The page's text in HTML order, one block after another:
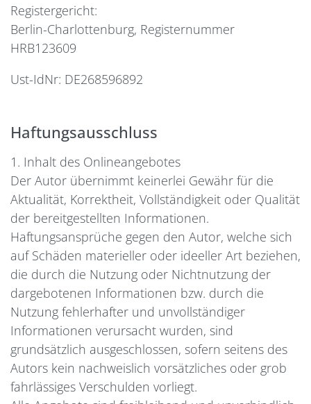
Registergericht:
Berlin-Charlottenburg, Registernummer
HRB123609
Ust-IdNr: DE268596892
Haftungsausschluss
1. Inhalt des Onlineangebotes
Der Autor übernimmt keinerlei Gewähr für die
Aktualität, Korrektheit, Vollständigkeit oder Qualität
der bereitgestellten Informationen.
Haftungsansprüche gegen den Autor, welche sich
auf Schäden materieller oder ideeller Art beziehen,
die durch die Nutzung oder Nichtnutzung der
dargebotenen Informationen bzw. durch die
Nutzung fehlerhafter und unvollständiger
Informationen verursacht wurden, sind
grundsätzlich ausgeschlossen, sofern seitens des
Autors kein nachweislich vorsätzliches oder grob
fahrlässiges Verschulden vorliegt.